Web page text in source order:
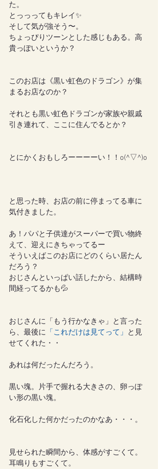
た。
とっっってもキレイ✨
そして気が強そう〜。
ちょっぴりツーンとした感じもある。高
貴っぽいというか？
このお店は《黒い虹色のドラゴン》が集
まるお店なのか？
それとも黒い虹色ドラゴンが家族や親戚
引き連れて、ここに住んでるとか？
とにかくおもしろーーーーい！！o(^▽^)o
と思った時、お店の前に停まってる車に
気付きました。
あ！パパと子供達がスーパーで買い物終
えて、迎えにきちゃってるー
そういえばこのお店にどのくらい居たん
だろう？
おじさんといっぱい話したから、結構時
間経ってるかも💦
おじさんに「もう行かなきゃ」と言った
ら、最後に 「これだけは見てって」
と見
せてくれた・・
あれは何だったんだろう。
黒い塊。片手で握れる大きさの、卵っぽ
い形の黒い塊。
化石化した何かだったのかなあ・・・。
見せられた瞬間から、体感がすごくて。
耳鳴りもすごくて。